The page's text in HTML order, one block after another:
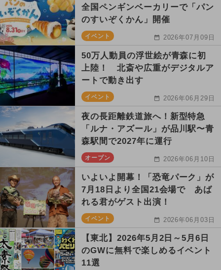
全国ペンギンベーカリーで「パン
のすいぞくかん」開催
イベント 2026年07月09日
50万人動員の浮世絵が青森に初
上陸！ 北斎や広重がデジタルア
ートで動き出す
イベント 2026年06月29日
夜の長距離鉄道旅へ！新型特急
「ルナ・アズール」が品川駅〜青
森駅間で2027年に運行
オープン 2026年06月10日
いよいよ開幕！「恐竜パーク」が
7月18日より全国21会場で あば
れる君がゲスト出演！
イベント 2026年06月03日
【東北】2026年5月2日～5月6日
のGWに無料で楽しめるイベント
11選